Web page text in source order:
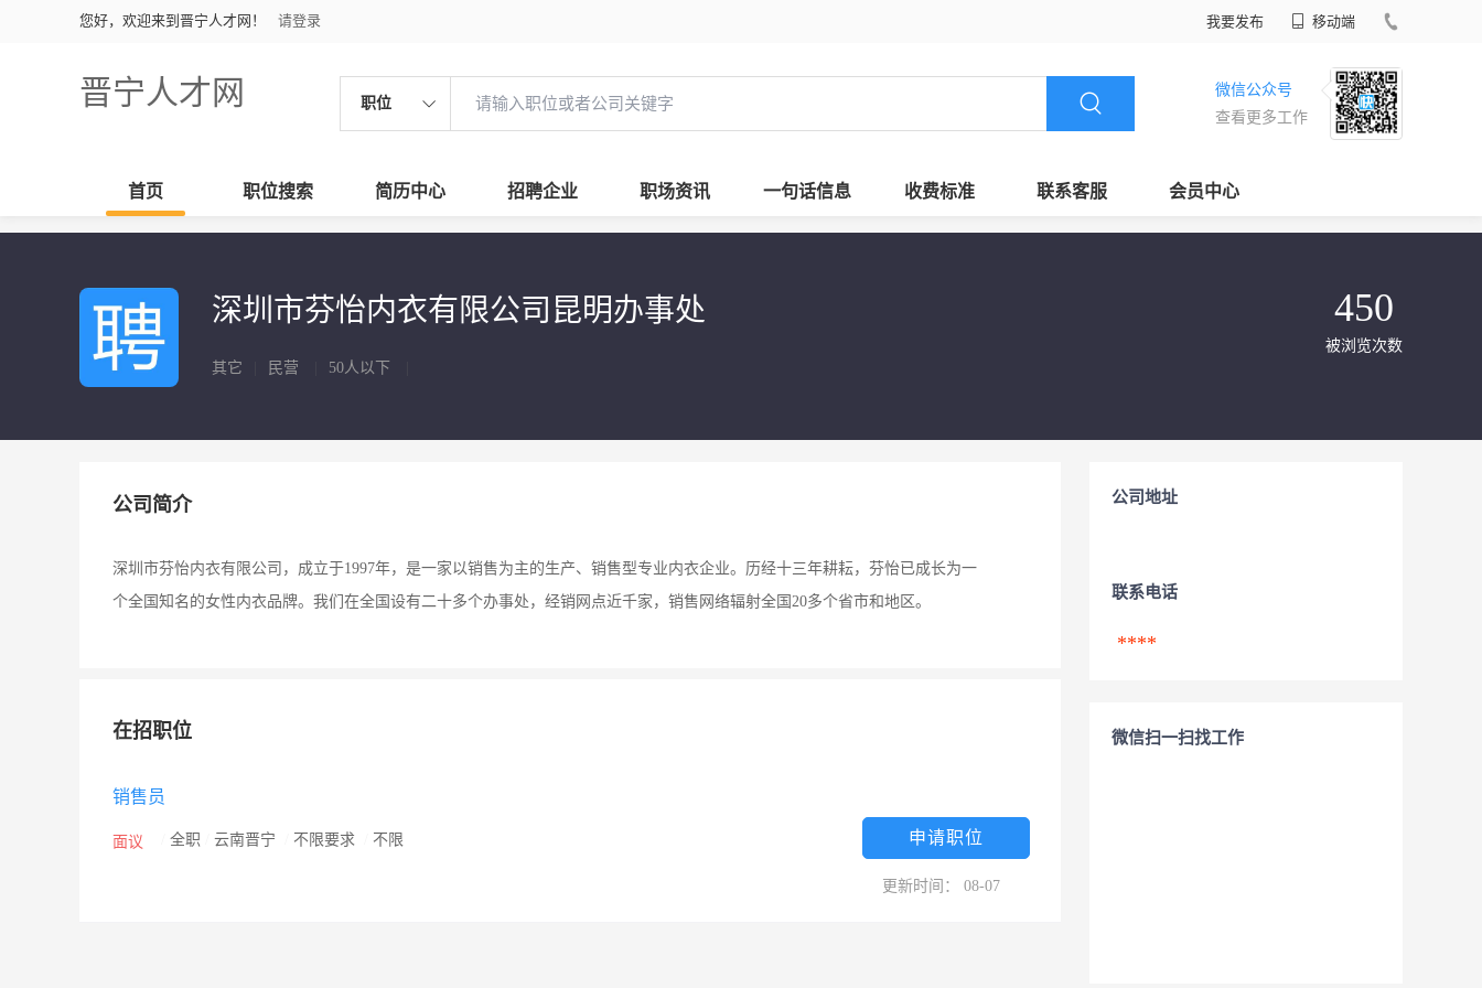
您好，欢迎来到晋宁人才网！ 请登录 我要发布 移动端
晋宁人才网 职位
微信公众号
查看更多工作
首页 职位搜索 简历中心 招聘企业 职场资讯 一句话信息 收费标准 联系客服 会员中心
深圳市芬怡内衣有限公司昆明办事处
其它 民营 50人以下
450
被浏览次数
公司简介
深圳市芬怡内衣有限公司，成立于1997年，是一家以销售为主的生产、销售型专业内衣企业。历经十三年耕耘，芬怡已成长为一
个全国知名的女性内衣品牌。我们在全国设有二十多个办事处，经销网点近千家，销售网络辐射全国20多个省市和地区。
在招职位
销售员
面议 全职 云南晋宁 不限要求 不限 申请职位
更新时间： 08-07
公司地址
联系电话
****
微信扫一扫找工作